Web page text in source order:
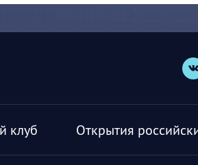
клуб Открытия